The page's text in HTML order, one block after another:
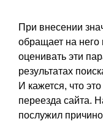
При внесении
обращает на него
оценивать эти
результатах
И кажется, что
переезда сайта.
послужил